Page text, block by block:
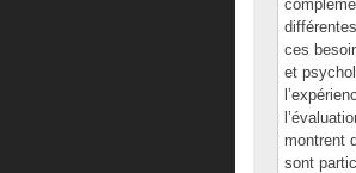
ces
et
montrent
sont